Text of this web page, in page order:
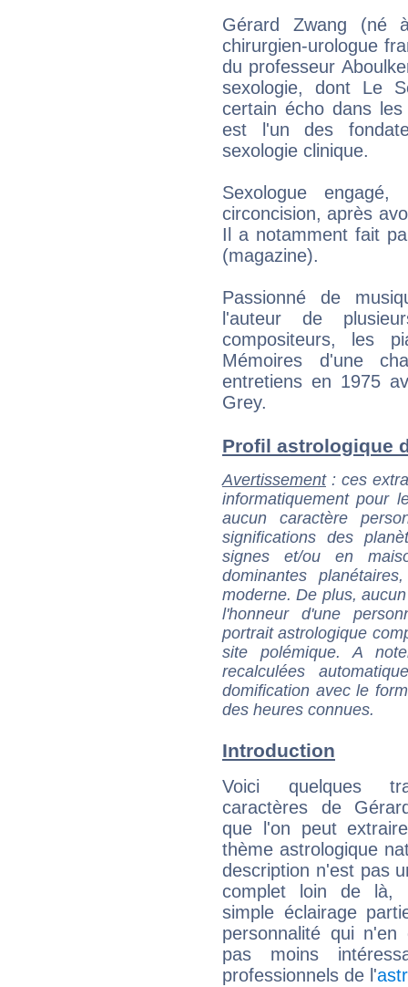
Gérard Zwang
chirurgien-urologue
du professeur
sexologie, dont Le
certain écho dans
est l'un des
sexologie clinique.
Sexologue
circoncision, après
Il a notamment fait
(magazine).
Passionné de
l'auteur de
compositeurs, les
Mémoires d'une
entretiens en 1975
Grey.
Profil astrologique
Avertissement: ces
informatiquement pour
aucun caractère
significations des
signes et/ou en
dominantes
moderne. De plus,
l'honneur d'une
portrait astrologique
site polémique. A
recalculées
domification avec le
des heures connues.
Introduction
Voici quelques
caractères de
que l'on peut
thème astrologique
description n'est pas
complet loin de là,
simple éclairage
personnalité qui n'en
pas moins
professionnels de l'